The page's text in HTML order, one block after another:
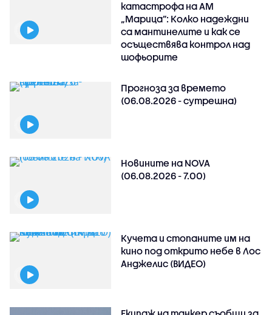
катастрофа на АМ
„Марица”: Колко надеждни
са мантинелите и как се
осъществява контрол над
шофьорите
Прогноза за времето
(06.08.2026 - сутрешна)
Новините на NOVA
(06.08.2026 - 7.00)
Кучета и стопаните им на
кино под открито небе в Лос
Анджелис (ВИДЕО)